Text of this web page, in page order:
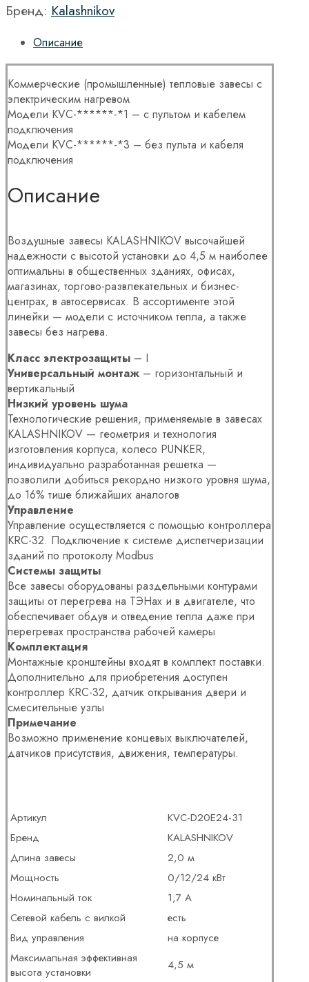
Бренд: Kalashnikov
Описание
Коммерческие (промышленные) тепловые завесы с
электрическим нагревом
Модели KVC-******-*1 – с пультом и кабелем
подключения
Модели KVC-******-*3 – без пульта и кабеля
подключения
Описание
Воздушные завесы KALASHNIKOV высочайшей
надежности с высотой установки до 4,5 м наиболее
оптимальны в общественных зданиях, офисах,
магазинах, торгово-развлекательных и бизнес-
центрах, в автосервисах. В ассортименте этой
линейки — модели с источником тепла, а также
завесы без нагрева.
Класс электрозащиты – I
Универсальный монтаж – горизонтальный и
вертикальный
Низкий уровень шума
Технологические решения, применяемые в завесах
KALASHNIKOV — геометрия и технология
изготовления корпуса, колесо PUNKER,
индивидуально разработанная решетка —
позволили добиться рекордно низкого уровня шума,
до 16% тише ближайших аналогов
Управление
Управление осуществляется с помощью контроллера
KRC-32. Подключение к системе диспетчеризации
зданий по протоколу Modbus
Системы защиты
Все завесы оборудованы раздельными контурами
защиты от перегрева на ТЭНах и в двигателе, что
обеспечивает обдув и отведение тепла даже при
перегревах пространства рабочей камеры
Комплектация
Монтажные кронштейны входят в комплект поставки.
Дополнительно для приобретения доступен
контроллер KRC-32, датчик открывания двери и
смесительные узлы
Примечание
Возможно применение концевых выключателей,
датчиков присутствия, движения, температуры.
Артикул
KVC-D20E24-31
Бренд
KALASHNIKOV
Длина завесы
2,0 м
Мощность
0/12/24 кВт
Номинальный ток
1,7 А
Сетевой кабель с вилкой
есть
Вид управления
на корпусе
Максимальная эффективная
высота установки
4,5 м